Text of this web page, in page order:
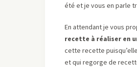
été et je vous en parle
En attendant je vous
recette à réaliser en
cette recette
et qui regorge de